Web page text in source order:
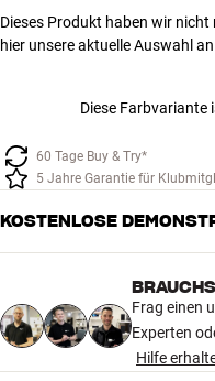
Store Finden
Kundendienst
Dieses Produkt haben wir
hier unsere aktuelle Auswahl
Diese Farbvariante
60 Tage Buy & Try*
5 Jahre Garantie für
KOSTENLOSE
Frag einen
Experten
Hilfe